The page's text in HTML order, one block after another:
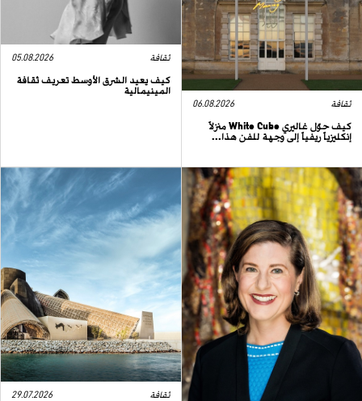
ثقافة 06.08.2026
كيف حوّل غاليري White Cube منزلاً
إنكليزياً ريفياً إلى وجهة للفن هذا...
ثقافة 05.08.2026
كيف يعيد الشرق الأوسط تعريف ثقافة
المينيمالية
ثقافة 29.07.2026